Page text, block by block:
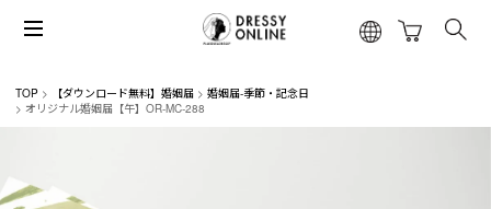
TOP 【ダウンロード無料】婚姻届
婚姻届-季節・記念日
オリジナル婚姻届【午】OR-MC-288